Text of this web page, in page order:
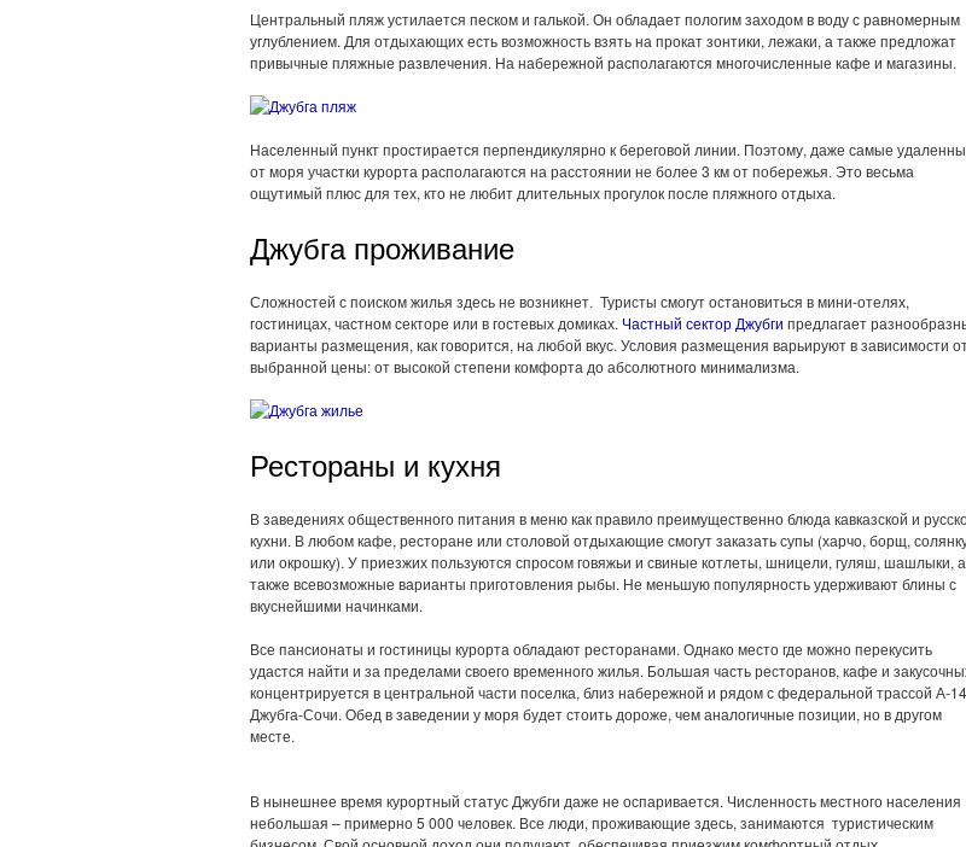
Центральный пляж устилается песком и галькой. Он обладает пологим заходом в воду с равномерным
углублением. Для отдыхающих есть возможность взять на прокат зонтики, лежаки, а также предложат
привычные пляжные развлечения. На набережной располагаются многочисленные кафе и магазины.
Населенный пункт простирается перпендикулярно к береговой линии. Поэтому, даже самые
от моря участки курорта располагаются на расстоянии не более 3 км от побережья. Это весьма
ощутимый плюс для тех, кто не любит длительных прогулок после пляжного отдыха.
Джубга проживание
Сложностей с поиском жилья здесь не возникнет. Туристы смогут остановиться в мини-отелях,
гостиницах, частном секторе или в гостевых домиках. Частный сектор Джубги предлагает
варианты размещения, как говорится, на любой вкус. Условия размещения варьируют в зависимости
выбранной цены: от высокой степени комфорта до абсолютного минимализма.
Рестораны и кухня
В заведениях общественного питания в меню как правило преимущественно блюда кавказской и
кухни. В любом кафе, ресторане или столовой отдыхающие смогут заказать супы (харчо, борщ,
или окрошку). У приезжих пользуются спросом говяжьи и свиные котлеты, шницели, гуляш, шашлыки, а
также всевозможные варианты приготовления рыбы. Не меньшую популярность удерживают блины с
вкуснейшими начинками.
Все пансионаты и гостиницы курорта обладают ресторанами. Однако место где можно перекусить
удастся найти и за пределами своего временного жилья. Большая часть ресторанов, кафе и
концентрируется в центральной части поселка, близ набережной и рядом с федеральной трассой А-
Джубга-Сочи. Обед в заведении у моря будет стоить дороже, чем аналогичные позиции, но в другом
месте.
В нынешнее время курортный статус Джубги даже не оспаривается. Численность местного населения
небольшая – примерно 5 000 человек. Все люди, проживающие здесь, занимаются туристическим